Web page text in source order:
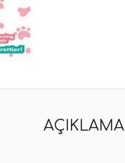
AÇIKLAMA